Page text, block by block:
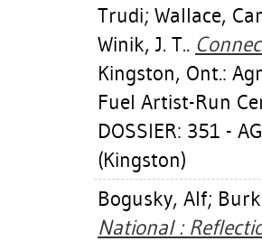
Trudi; Wallace,
Winik, J. T..
Kingston, Ont.:
Fuel Artist-Run
DOSSIER: 351 -
(Kingston)
Bogusky, Alf;
National :